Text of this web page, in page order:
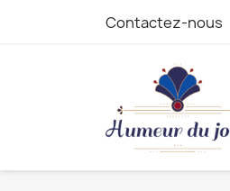
Contactez-nous